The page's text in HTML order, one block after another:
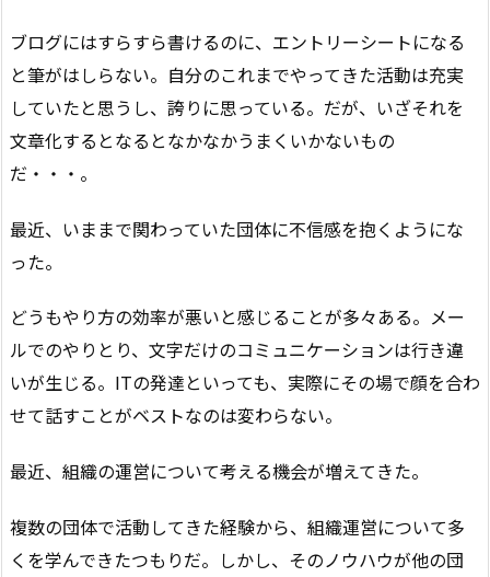
ブログにはすらすら書けるのに、エントリーシートになる
と筆がはしらない。自分のこれまでやってきた活動は充実
していたと思うし、誇りに思っている。だが、いざそれを
文章化するとなるとなかなかうまくいかないもの
だ・・・。
最近、いままで関わっていた団体に不信感を抱くようにな
った。
どうもやり方の効率が悪いと感じることが多々ある。メー
ルでのやりとり、文字だけのコミュニケーションは行き違
いが生じる。ITの発達といっても、実際にその場で顔を合わ
せて話すことがベストなのは変わらない。
最近、組織の運営について考える機会が増えてきた。
複数の団体で活動してきた経験から、組織運営について多
くを学んできたつもりだ。しかし、そのノウハウが他の団